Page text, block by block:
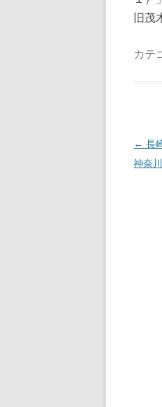
旧茂
カテ
投
稿
← 長
神奈